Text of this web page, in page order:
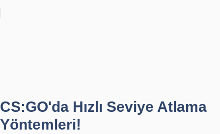
CS:GO'da Hızlı Seviye Atlama
Yöntemleri!